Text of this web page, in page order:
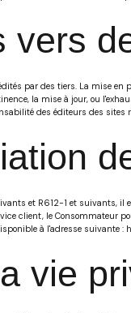
vers
par des tiers. La mise
la mise à jour, ou
des éditeurs des sites
et R612-1 et suivants,
client, le Consommateur
à l'adresse suivante :
vie